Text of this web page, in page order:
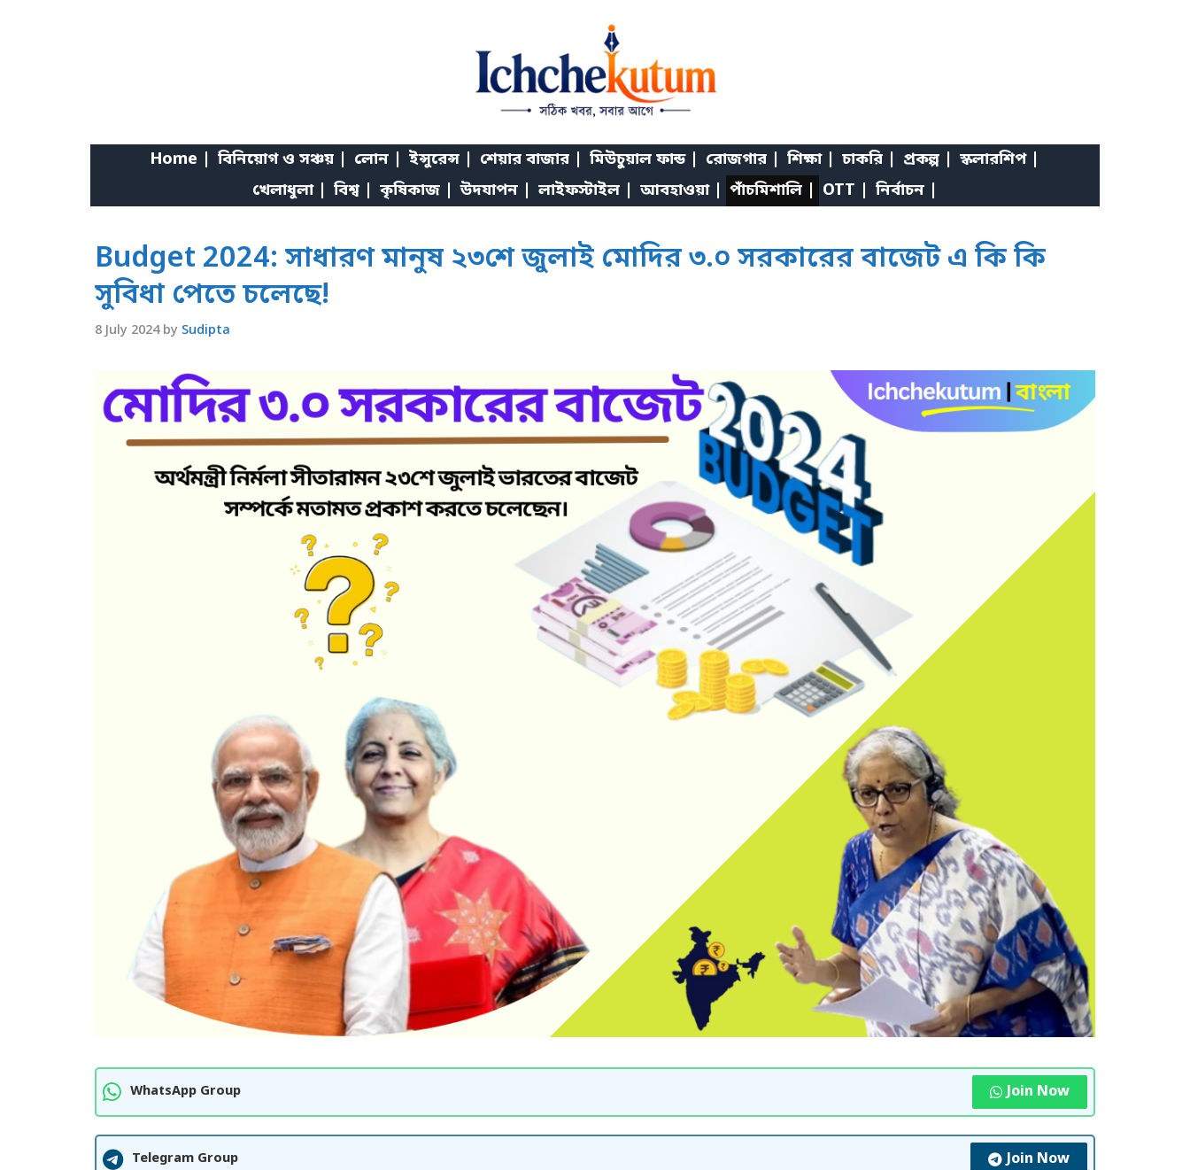
Home | বিনিয়োগ ও সঞ্চয় | লোন | ইন্সুরেন্স | শেয়ার বাজার | মিউচুয়াল ফান্ড | রোজগার | শিক্ষা | চাকরি | প্রকল্প |
স্কলারশিপ |
খেলাধুলা |
বিশ্ব | কৃষিকাজ | উদযাপন | লাইফস্টাইল | আবহাওয়া | পাঁচমিশালি | OTT | নির্বাচন |
Budget 2024: সাধারণ মানুষ ২৩শে জুলাই মোদির ৩.০ সরকারের বাজেট এ কি কি
সুবিধা পেতে চলেছে!
8 July 2024 by Sudipta
WhatsApp Group Join Now
Telegram Group Join Now